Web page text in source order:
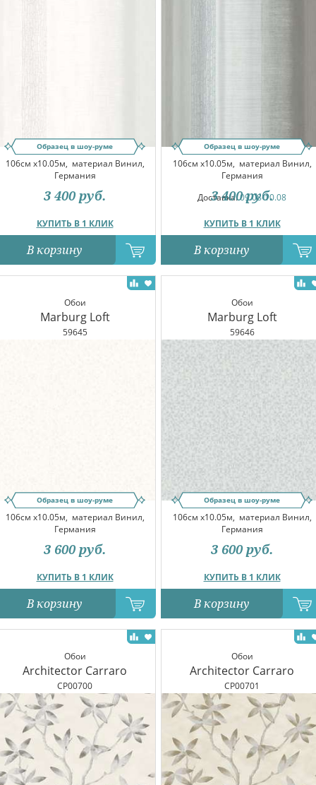
Образец в шоу-руме
106см x10.05м, материал Винил,
Германия
КУПИТЬ В 1 КЛИК
3 400 руб.
В корзину
Образец в шоу-руме
106см x10.05м, материал Винил,
Германия
Доставка:09.08-10.08
КУПИТЬ В 1 КЛИК
3 400 руб.
В корзину
Обои
Marburg Loft
59645
Образец в шоу-руме
106см x10.05м, материал Винил,
Германия
КУПИТЬ В 1 КЛИК
3 600 руб.
В корзину
Обои
Marburg Loft
59646
Образец в шоу-руме
106см x10.05м, материал Винил,
Германия
КУПИТЬ В 1 КЛИК
3 600 руб.
В корзину
Обои
Architector Carraro
CP00700
Обои
Architector Carraro
CP00701